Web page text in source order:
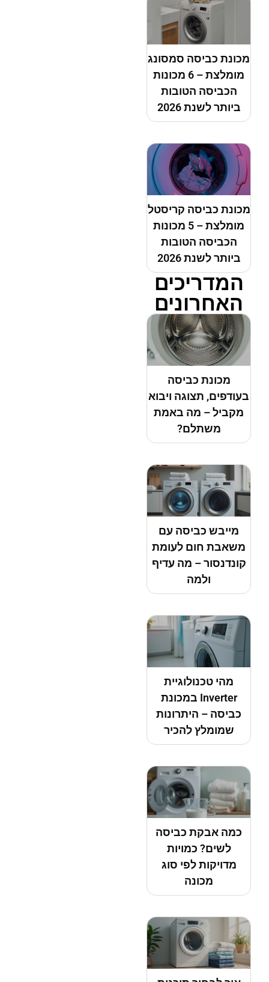
מכונת כביסה סמסונג
מומלצת – 6 מכונות
הכביסה הטובות
ביותר לשנת 2026
מכונת כביסה קריסטל
מומלצת – 5 מכונות
הכביסה הטובות
ביותר לשנת 2026
המדריכים
האחרונים
מכונת כביסה
בעודפים, תצוגה ויבוא
מקביל – מה באמת
משתלם?
מייבש כביסה עם
משאבת חום לעומת
קונדנסור – מה עדיף
ולמה
מהי טכנולוגיית
Inverter במכונת
כביסה – היתרונות
שמומלץ להכיר
כמה אבקת כביסה
לשים? כמויות
מדויקות לפי סוג
מכונה